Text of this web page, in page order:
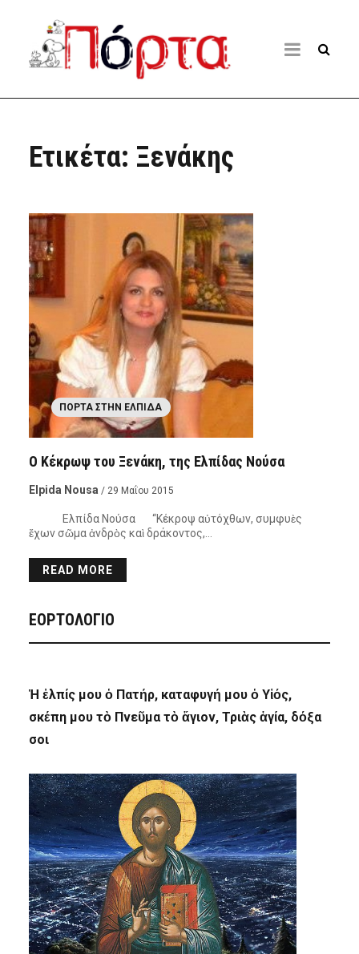
Ετικέτα: Ξενάκης
ΠΌΡΤΑ ΣΤΗΝ ΕΛΠΊΔΑ
Ο Κέκρωψ του Ξενάκη, της Ελπίδας Νούσα
Elpida Nousa / 29 Μαΐου 2015
Ελπίδα Νούσα “Κέκροψ αὐτόχθων, συμφυὲς
ἔχων σῶμα ἀνδρὸς καὶ δράκοντος,…
READ MORE
ΕΟΡΤΟΛΟΓΙΟ
Ἡ ἐλπίς μου ὁ Πατήρ, καταφυγή μου ὁ Υἱός,
σκέπη μου τὸ Πνεῦμα τὸ ἅγιον, Τριὰς ἁγία, δόξα
σοι